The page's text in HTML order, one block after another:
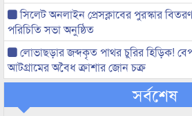
সিলেট অনলাইন প্রেসক্লাবের পুরস্কার
পরিচিতি সভা অনুষ্ঠিত
লোভাছড়ার জব্দকৃত পাথর চুরির হিড়িক!
আটগ্রামের অবৈধ ক্রাশার জোন চক্র
সর্বশেষ